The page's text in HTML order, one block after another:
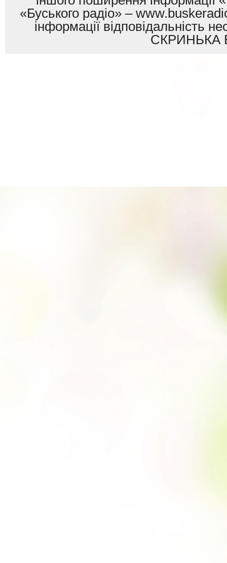
«Буського радіо» –
інформації
СКРИНЬКА